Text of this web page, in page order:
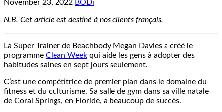
November 23, 2022 BODi
N.B. Cet article est destiné à nos clients français.
La Super Trainer de Beachbody Megan Davies a créé le
programme Clean Week qui aide les gens à adopter des
habitudes saines en sept jours seulement.
C’est une compétitrice de premier plan dans le domaine du
fitness et du culturisme. Sa salle de gym dans sa ville natale
de Coral Springs, en Floride, a beaucoup de succès.